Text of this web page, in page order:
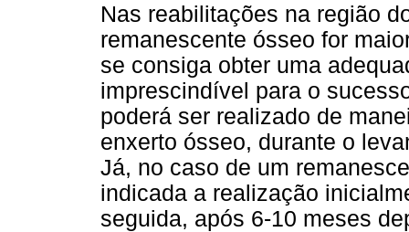
Nas reabilitações na região
remanescente ósseo for
se consiga obter uma
imprescindível para o
poderá ser realizado de
enxerto ósseo, durante o
Já, no caso de um
indicada a realização
seguida, após 6-10 meses